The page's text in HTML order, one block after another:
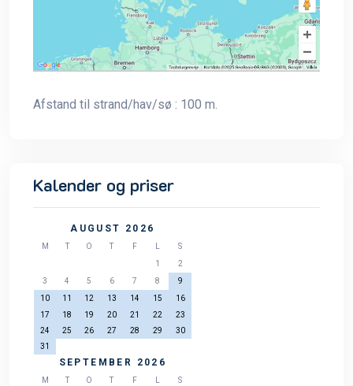
Afstand til strand/hav/sø : 100 m.
Kalender og priser
AUGUST 2026
M T O T F L
S
1
2
3
4 5 6 7 8
9
10
11 12 13 14 15
16
17
18 19 20 21 22
23
24
25 26 27 28 29
30
31
SEPTEMBER 2026
M T O T F L
S